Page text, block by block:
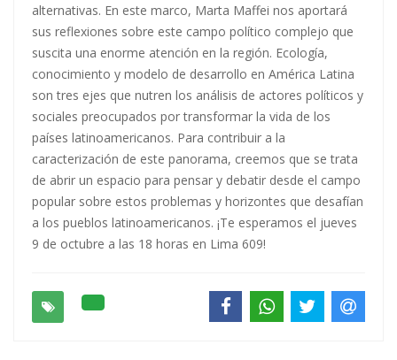
alternativas. En este marco, Marta Maffei nos aportará
sus reflexiones sobre este campo político complejo que
suscita una enorme atención en la región. Ecología,
conocimiento y modelo de desarrollo en América Latina
son tres ejes que nutren los análisis de actores políticos y
sociales preocupados por transformar la vida de los
países latinoamericanos. Para contribuir a la
caracterización de este panorama, creemos que se trata
de abrir un espacio para pensar y debatir desde el campo
popular sobre estos problemas y horizontes que desafían
a los pueblos latinoamericanos. ¡Te esperamos el jueves
9 de octubre a las 18 horas en Lima 609!